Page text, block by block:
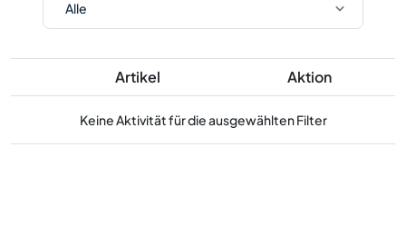
Artikel Aktion
Keine Aktivität für die ausgewählten Filter